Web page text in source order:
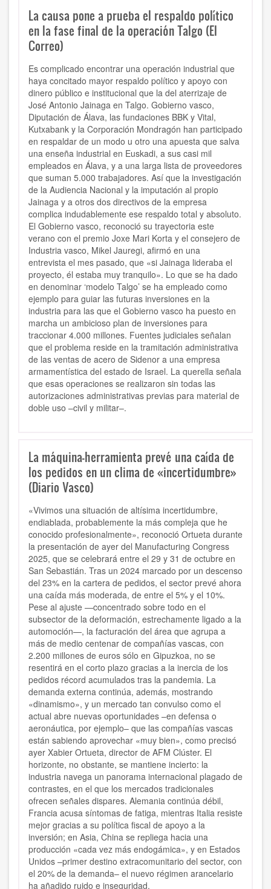
La causa pone a prueba el respaldo político
en la fase final de la operación Talgo (El
Correo)
Es complicado encontrar una operación industrial que
haya concitado mayor respaldo político y apoyo con
dinero público e institucional que la del aterrizaje de
José Antonio Jainaga en Talgo. Gobierno vasco,
Diputación de Álava, las fundaciones BBK y Vital,
Kutxabank y la Corporación Mondragón han participado
en respaldar de un modo u otro una apuesta que salva
una enseña industrial en Euskadi, a sus casi mil
empleados en Álava, y a una larga lista de proveedores
que suman 5.000 trabajadores. Así que la investigación
de la Audiencia Nacional y la imputación al propio
Jainaga y a otros dos directivos de la empresa
complica indudablemente ese respaldo total y absoluto.
El Gobierno vasco, reconoció su trayectoria este
verano con el premio Joxe Mari Korta y el consejero de
Industria vasco, Mikel Jauregi, afirmó en una
entrevista el mes pasado, que «si Jainaga lideraba el
proyecto, él estaba muy tranquilo». Lo que se ha dado
en denominar ‘modelo Talgo’ se ha empleado como
ejemplo para guiar las futuras inversiones en la
industria para las que el Gobierno vasco ha puesto en
marcha un ambicioso plan de inversiones para
traccionar 4.000 millones. Fuentes judiciales señalan
que el problema reside en la tramitación administrativa
de las ventas de acero de Sidenor a una empresa
armamentística del estado de Israel. La querella señala
que esas operaciones se realizaron sin todas las
autorizaciones administrativas previas para material de
doble uso –civil y militar–.
La máquina-herramienta prevé una caída de
los pedidos en un clima de «incertidumbre»
(Diario Vasco)
«Vivimos una situación de altísima incertidumbre,
endiablada, probablemente la más compleja que he
conocido profesionalmente», reconoció Ortueta durante
la presentación de ayer del Manufacturing Congress
2025, que se celebrará entre el 29 y 31 de octubre en
San Sebastián. Tras un 2024 marcado por un descenso
del 23% en la cartera de pedidos, el sector prevé ahora
una caída más moderada, de entre el 5% y el 10%.
Pese al ajuste —concentrado sobre todo en el
subsector de la deformación, estrechamente ligado a la
automoción—, la facturación del área que agrupa a
más de medio centenar de compañías vascas, con
2.200 millones de euros sólo en Gipuzkoa, no se
resentirá en el corto plazo gracias a la inercia de los
pedidos récord acumulados tras la pandemia. La
demanda externa continúa, además, mostrando
«dinamismo», y un mercado tan convulso como el
actual abre nuevas oportunidades –en defensa o
aeronáutica, por ejemplo– que las compañías vascas
están sabiendo aprovechar «muy bien», como precisó
ayer Xabier Ortueta, director de AFM Clúster. El
horizonte, no obstante, se mantiene incierto: la
industria navega un panorama internacional plagado de
contrastes, en el que los mercados tradicionales
ofrecen señales dispares. Alemania continúa débil,
Francia acusa síntomas de fatiga, mientras Italia resiste
mejor gracias a su política fiscal de apoyo a la
inversión; en Asia, China se repliega hacia una
producción «cada vez más endogámica», y en Estados
Unidos –primer destino extracomunitario del sector, con
el 20% de la demanda– el nuevo régimen arancelario
ha añadido ruido e inseguridad.